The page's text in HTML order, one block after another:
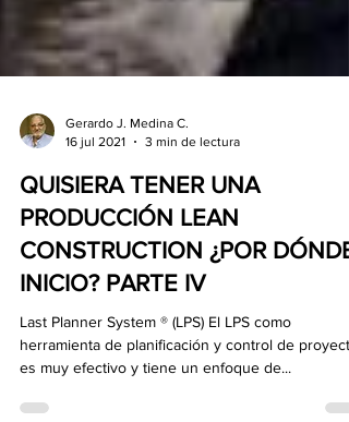
16 jul 2021
3 min de lectura
QUISIERA TENER UNA
PRODUCCIÓN LEAN
CONSTRUCTION ¿POR DÓNDE
INICIO? PARTE IV
Last Planner System ® (LPS) El LPS como
herramienta de planificación y control de
es muy efectivo y tiene un enfoque de...